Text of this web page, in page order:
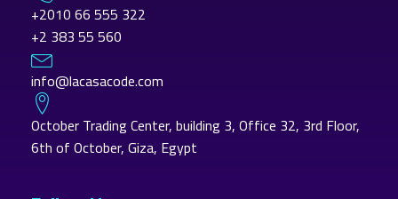
+2010 66 555 322
+2 383 55 560
info@lacasacode.com
October Trading Center, building 3, Office 32, 3rd Floor,
6th of October, Giza, Egypt